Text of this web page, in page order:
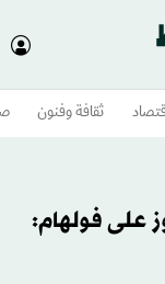
ثقافة وفنون
على فولهام: